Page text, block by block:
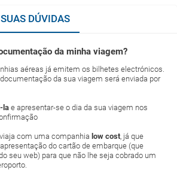
DÚVIDAS
da minha viagem?
aéreas já emitem os bilhetes electrónicos.
da sua viagem será enviada por
la e apresentar-se o dia da sua viagem nos
com uma companhia low cost, já que
do cartão de embarque (que
seu web) para que não lhe seja cobrado um